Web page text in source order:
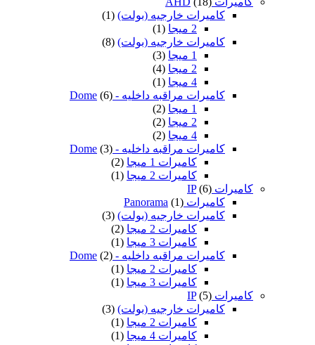
كاميرات خارجيه (بولت) (1)
2 ميجا
(1)
كاميرات خارجيه (بولت) (8)
1 ميجا
(3)
2 ميجا
(4)
4 ميجا
(1)
كاميرات مراقبه داخليه - Dome (6)
1 ميجا
(2)
2 ميجا
(2)
4 ميجا
(2)
كاميرات مراقبه داخليه - Dome (3)
كاميرات 1 ميجا
(2)
كاميرات 2 ميجا
(1)
كاميرات IP (6)
كاميرات Panorama (1)
كاميرات خارجيه (بولت) (3)
كاميرات 2 ميجا
(2)
كاميرات 3 ميجا
(1)
كاميرات مراقبه داخليه - Dome (2)
كاميرات 2 ميجا
(1)
كاميرات 3 ميجا
(1)
كاميرات IP (5)
كاميرات خارجيه (بولت) (3)
كاميرات 2 ميجا
(1)
كاميرات 4 ميجا
(1)